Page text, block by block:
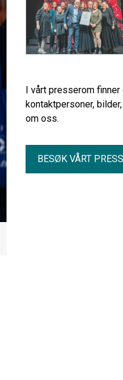
I vårt presserom
kontaktpersoner,
om oss.
BESØK VÅRT